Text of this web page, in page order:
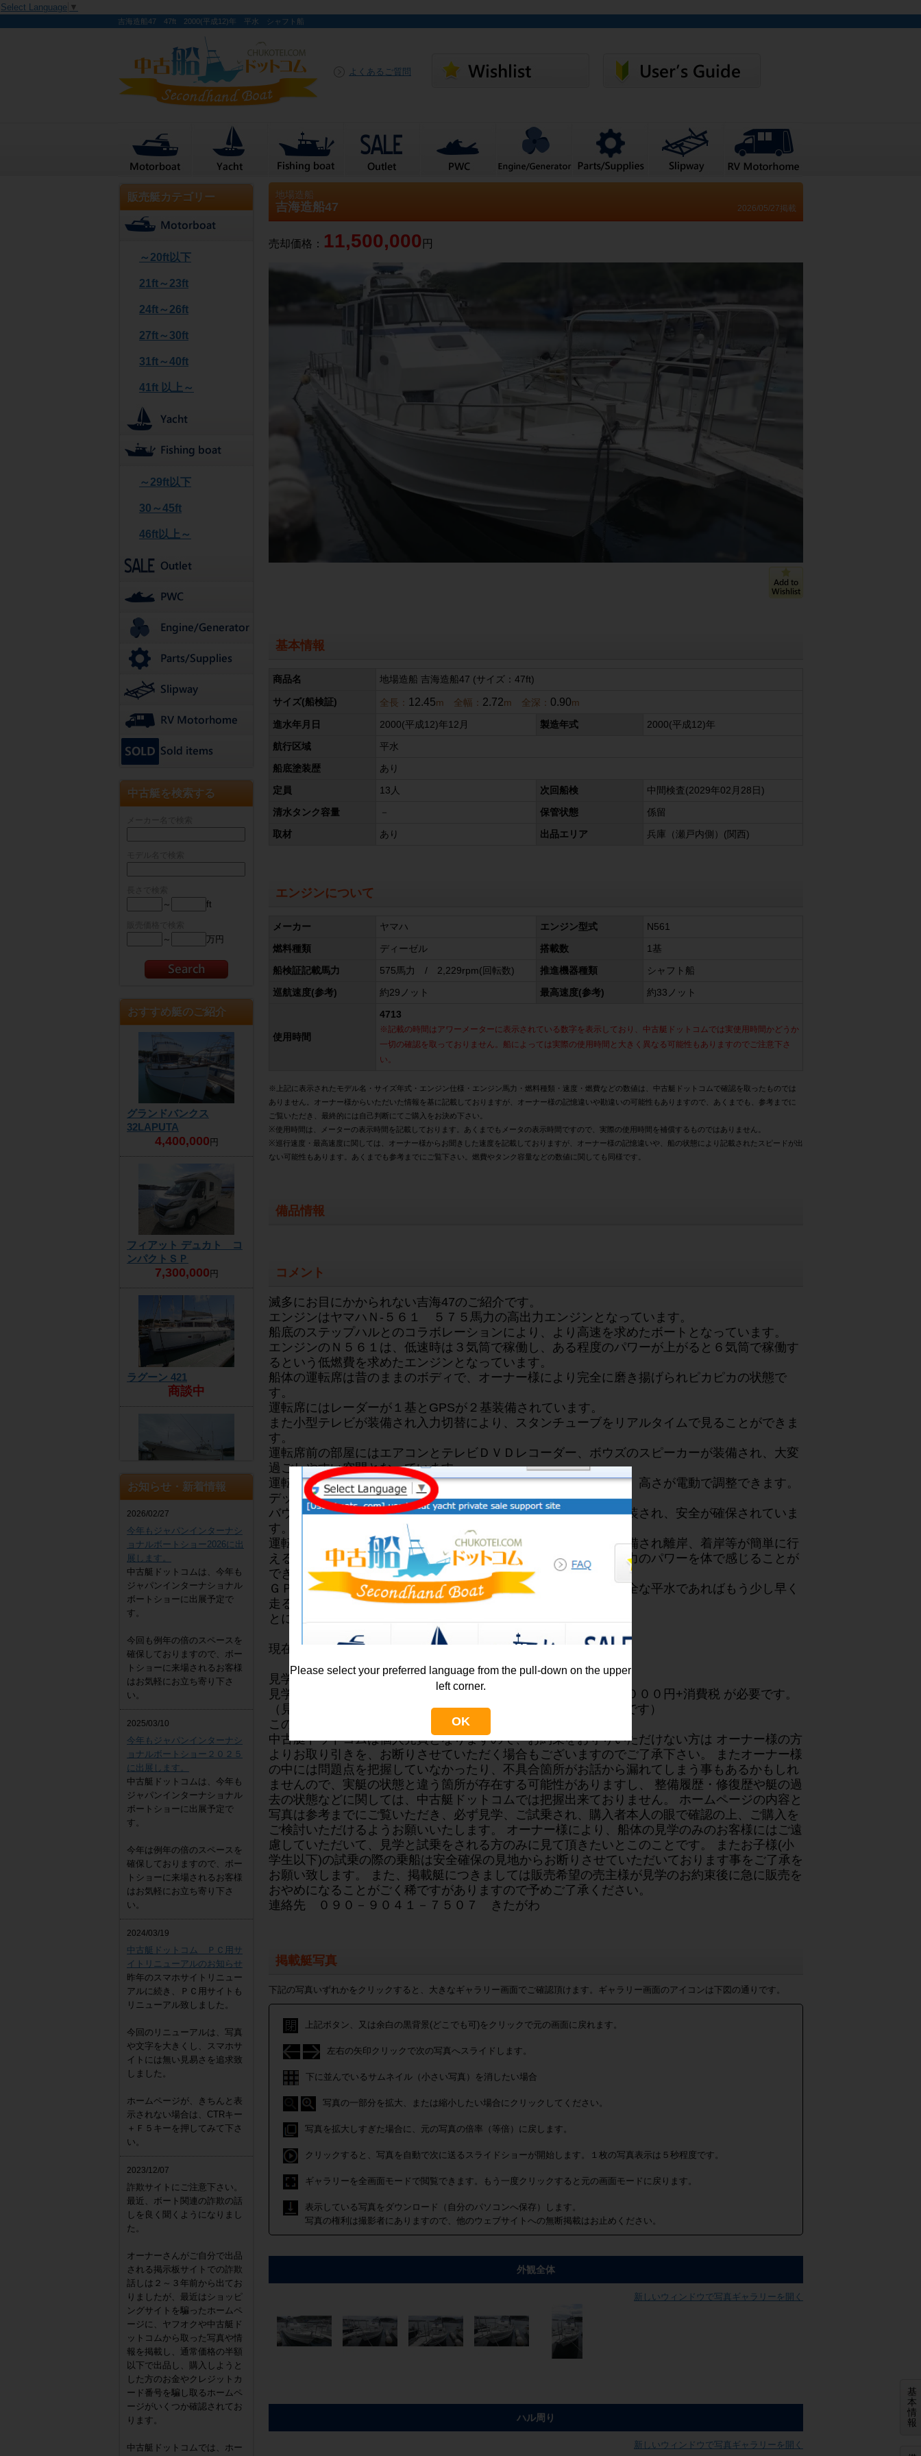
Select Language ▼
吉海造船47 47ft 2000(平成12)年 平水 シャフト船
よくあるご質問
販売艇カテゴリー
～20ft以下
21ft～23ft
24ft～26ft
27ft～30ft
31ft～40ft
41ft 以上～
～29ft以下
30～45ft
46ft以上～
中古艇を検索する
～ ft
～ 万円
おすすめ艇のご紹介
グランドバンクス
32LAPUTA
4,400,000 円
フィアット デュカト コ
ンパクトＳＰ
7,300,000 円
ラグーン 421
商談中
ヤンマー DE30EZ
4,300,000
お知らせ・新着情報
2026/02/27
今年もジャパンインターナシ
ョナルボートショー2026に出
展します。
中古艇ドットコムは、今年も
ジャパンインターナショナル
ボートショーに出展予定で
す。
今回も例年の倍のスペースを
確保しておりますので、ボー
トショーに来場されるお客様
はお気軽にお立ち寄り下さ
い。
2025/03/10
今年もジャパンインターナシ
ョナルボートショー２０２５
に出展します。
中古艇ドットコムは、今年も
ジャパンインターナショナル
ボートショーに出展予定で
す。
今年は例年の倍のスペースを
確保しておりますので、ボー
トショーに来場されるお客様
はお気軽にお立ち寄り下さ
い。
2024/03/19
中古艇ドットコム ＰＣ用サ
イトリニューアルのお知らせ
昨年のスマホサイトリニュー
アルに続き、ＰＣ用サイトも
リニューアル致しました。
今回のリニューアルは、写真
や文字を大きくし、スマホサ
イトには無い見易さを追求致
しました。
ホームページが、きちんと表
示されない場合は、CTRキー
＋Ｆ５キーを押してみて下さ
い。
2023/12/07
詐欺サイトにご注意下さい。
最近、ボート関連の詐欺の話
しを良く聞くようになりまし
た。
オーナーさんがご自分で出品
される掲示板サイトでの詐欺
話しは２～３年前から出てお
りましたが、最近はショッピ
ングサイトを騙ったホームペ
ージに、ヤフオクや中古艇ド
ットコムから取った写真や情
報を掲載し、通常価格の半額
以下で出品し、購入しようと
した方のお金やクレジットカ
ード番号を騙し取るホームペ
ージがいくつか確認されてお
ります。
中古艇ドットコムでは、ホー
地場造船
吉海造船47 2026/05/27掲載
基
本
情
報
売却価格： 11,500,000 円
基本情報
商品名 地場造船 吉海造船47 (サイズ：47ft)
サイズ(船検証) 全長： 12.45m 全幅： 2.72m 全深： 0.90m
進水年月日 2000(平成12)年12月 製造年式 2000(平成12)年
航行区域 平水
船底塗装歴 あり
定員 13人 次回船検 中間検査(2029年02月28日)
清水タンク容量 保管状態 係留
取材 あり 出品エリア 兵庫（瀬戸内側）(関西)
エンジンについて
メーカー ヤマハ エンジン型式 N561
燃料種類 ディーゼル 搭載数 1基
船検証記載馬力 575馬力 / 2,229rpm(回転数) 推進機器種類 シャフト船
巡航速度(参考) 約29ノット 最高速度(参考) 約33ノット
使用時間
4713
※記載の時間はアワーメーターに表示されている数字を表示しており、中古艇ドットコムでは実使用時間かどうか
一切の確認を取っておりません。船によっては実際の使用時間と大きく異なる可能性もありますのでご注意下さ
い。
※上記に表示されたモデル名・サイズ年式・エンジン仕様・エンジン馬力・燃料種類・速度・燃費などの数値は、中古艇ドットコムで確認を取ったものでは
ありません。オーナー様からいただいた情報を基に記載しておりますが、オーナー様の記憶違いや勘違いの可能性もありますので、あくまでも、参考までに
ご覧いただき、最終的には自己判断にてご購入をお決め下さい。
※使用時間は、メーターの表示時間を記載しております。あくまでもメータの表示時間ですので、実際の使用時間を補償するものではありません。
※巡行速度・最高速度に関しては、オーナー様からお聞きした速度を記載しておりますが、オーナー様の記憶違いや、船の状態により記載されたスピードが出
ない可能性もあります。あくまでも参考までにご覧下さい。燃費やタンク容量などの数値に関しても同様です。
備品情報
コメント
滅多にお目にかかられない吉海47のご紹介です。
エンジンはヤマハＮ-５６１ ５７５馬力の高出力エンジンとなっています。
船底のステップハルとのコラボレーションにより、より高速を求めたボートとなっています。
エンジンのＮ５６１は、低速時は３気筒で稼働し、ある程度のパワーが上がると６気筒で稼働す
るという低燃費を求めたエンジンとなっています。
船体の運転席は昔のままのボディで、オーナー様により完全に磨き揚げられピカピカの状態で
す。
運転席にはレーダーが１基とGPSが２基装備されています。
また小型テレビが装備され入力切替により、スタンチューブをリアルタイムで見ることができま
す。
運転席前の部屋にはエアコンとテレビＤＶＤレコーダー、ボウズのスピーカーが装備され、大変
過ごしやすい空間となっています。
運転席はオーナーが車のものを流用され、前後と背もたれの角度、高さが電動で調整できます。
デッキはオーナー様がウレタンで塗装され大変綺麗な状態です。
バウとサイドのステンレス製の手すりもオーナー様により追加架装され、安全が確保されていま
す。
運転設備としてはバウとスターンの両方に油圧のスラスターが装備され離岸、着岸等が簡単に行
えるようになっています。 実際に走行してみますと５７５馬力のパワーを体で感じることが
できました。
ＧＰＳで３３ノットを記録しておりますが当日は少し波があり完全な平水であればもう少し早く
走るとのことです。
とにかく、速い、よく走るという印象を受けました。
現在この船は岡山県の漁港に係留保管してあります。
見学、ご試乗ご希望の方はメールかお電話にてお問い合せ下さい。
見学と試乗をご希望の場合は出航手数料及び燃料代として１０，０００円+消費税 が必要です。
（見学のみで試乗をされない方も１０，０００円+消費税 が必要です）
この代金はお買い上げの場合はおかえしさせていただきます。
中古艇ドットコムは個人売買となりますので、お約束をお守りいただけない方は オーナー様の方
よりお取り引きを、お断りさせていただく場合もございますのでご了承下さい。 またオーナー様
の中には問題点を把握していなかったり、不具合箇所がお話から漏れてしまう事もあるかもしれ
ませんので、実艇の状態と違う箇所が存在する可能性がありますし、 整備履歴・修復歴や艇の過
去の状態などに関しては、中古艇ドットコムでは把握出来ておりません。 ホームページの内容と
写真は参考までにご覧いただき、必ず見学、ご試乗され、購入者本人の眼で確認の上、ご購入を
ご検討いただけるようお願いいたします。 オーナー様により、船体の見学のみのお客様にはご遠
慮していただいて、見学と試乗をされる方のみに見て頂きたいとこのことです。 またお子様(小
学生以下)の試乗の際の乗船は安全確保の見地からお断りさせていただいております事をご了承を
お願い致します。 また、掲載艇につきましては販売希望の売主様が見学のお約束後に急に販売を
おやめになることがごく稀ですがありますので予めご了承ください。
連絡先 ０９０－９０４１－７５０７ きたがわ
掲載艇写真
下記の写真いずれかをクリックすると、大きなギャラリー画面でご確認頂けます。ギャラリー画面のアイコンは下図の通りです。
上記ボタン、又は余白の黒背景(どこでも可)をクリックで元の画面に戻れます。
左右の矢印クリックで次の写真へスライドします。
下に並んでいるサムネイル（小さい写真）を消したい場合
写真の一部分を拡大、または縮小したい場合にクリックしてください。
写真を拡大しすぎた場合に、元の写真の倍率（等倍）に戻します。
クリックすると、写真を自動で次に送るスライドショーが開始します。１枚の写真表示は５秒程度です。
ギャラリーを全画面モードで閲覧できます。もう一度クリックすると元の画面モードに戻ります。
表示している写真をダウンロード（自分のパソコンへ保存）します。
写真の権利は撮影者にありますので、他のウェブサイトへの無断掲載はお止めください。
外観全体
新しいウィンドウで写真ギャラリーを開く
ハル周り
新しいウィンドウで写真ギャラリーを開く
Please select your preferred language from the pull-down on the upper
left corner.
OK